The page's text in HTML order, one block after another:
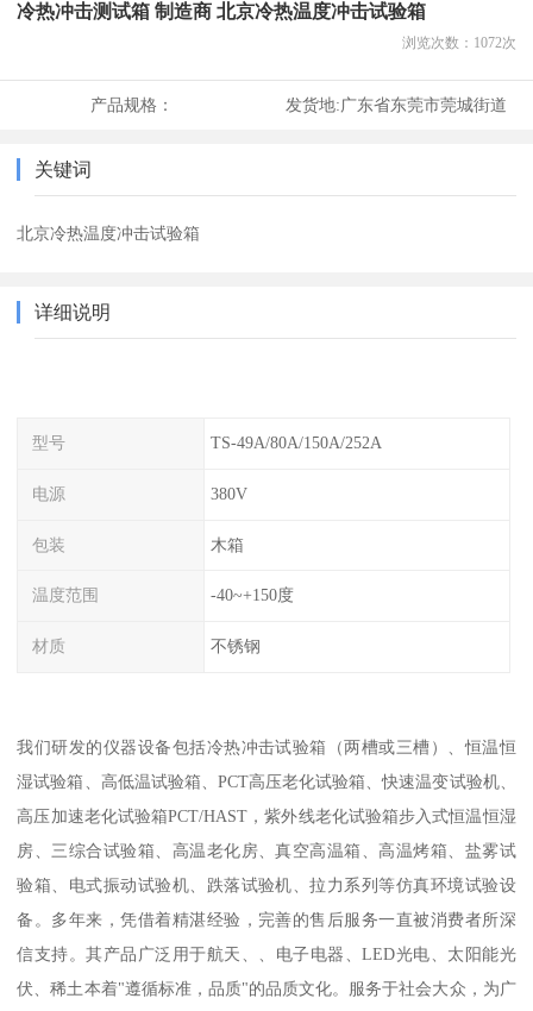
冷热冲击测试箱 制造商 北京冷热温度冲击试验箱
浏览次数： 1072次
产品规格： 发货地:广东省东莞市莞城街道
关键词
北京冷热温度冲击试验箱
详细说明
型号 TS-49A/80A/150A/252A
电源 380V
包装 木箱
温度范围 -40~+150度
材质 不锈钢
我们研发的仪器设备包括冷热冲击试验箱（两槽或三槽）、恒温恒
湿试验箱、高低温试验箱、PCT高压老化试验箱、快速温变试验机、
高压加速老化试验箱PCT/HAST，紫外线老化试验箱步入式恒温恒湿
房、三综合试验箱、高温老化房、真空高温箱、高温烤箱、盐雾试
验箱、电式振动试验机、跌落试验机、拉力系列等仿真环境试验设
备。多年来，凭借着精湛经验，完善的售后服务一直被消费者所深
信支持。其产品广泛用于航天、、电子电器、LED光电、太阳能光
伏、稀土本着"遵循标准，品质"的品质文化。服务于社会大众，为广